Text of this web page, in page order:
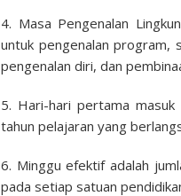
4. Masa Pengenalan
untuk pengenalan program,
pengenalan diri, dan
5. Hari-hari pertama masuk
tahun pelajaran yang
6. Minggu efektif adalah
pada setiap satuan